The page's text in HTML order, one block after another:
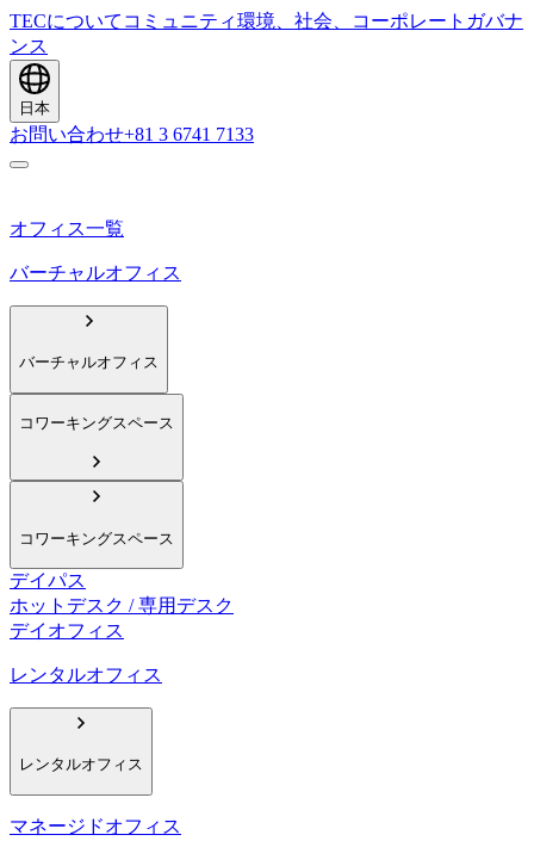
TECについて コミュニティ環境、社会、コーポレートガバナ
ンス
日本
お問い合わせ+81 3 6741 7133
オフィス一覧
バーチャルオフィス
バーチャルオフィス
コワーキングスペース
コワーキングスペース
デイパス
ホットデスク / 専用デスク
デイオフィス
レンタルオフィス
レンタルオフィス
マネージドオフィス